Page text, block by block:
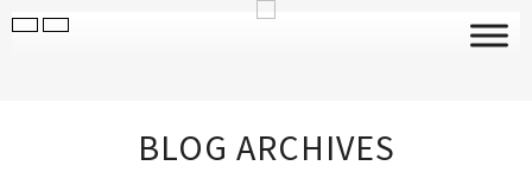
BLOG ARCHIVES